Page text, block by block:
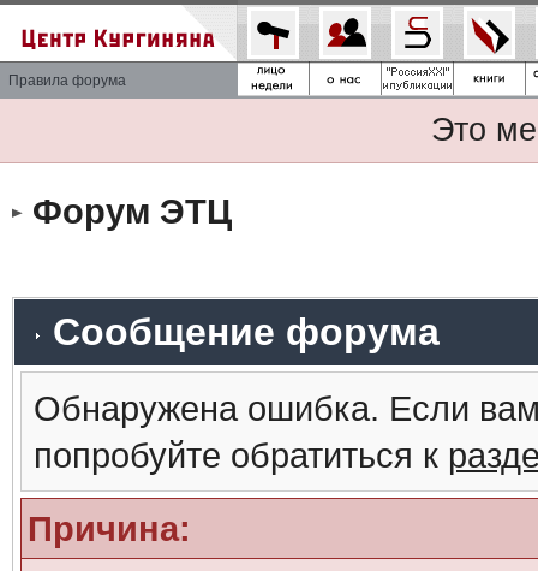
Правила форума
Это
Форум ЭТЦ
Сообщение форума
Обнаружена ошибка. Если
попробуйте обратиться к
Причина: